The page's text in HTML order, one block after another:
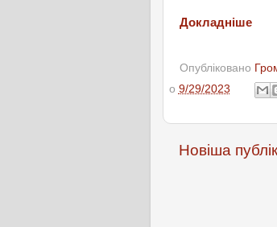
Докладніше
Опубліковано
о 9/29/2023
Новіша